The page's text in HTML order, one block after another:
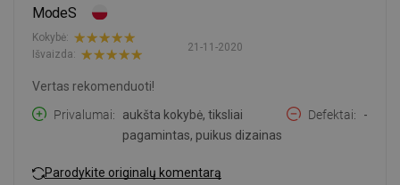
ModeS
21-11-2020
Kokybė:
Išvaizda:
Vertas rekomenduoti!
Privalumai
aukšta kokybė, tiksliai
pagamintas, puikus dizainas
Defektai -
Parodykite originalų komentarą